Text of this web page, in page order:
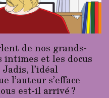
de nos grands-
intimes et les docus
l’idéal
l’auteur s’efface
est-il arrivé ?